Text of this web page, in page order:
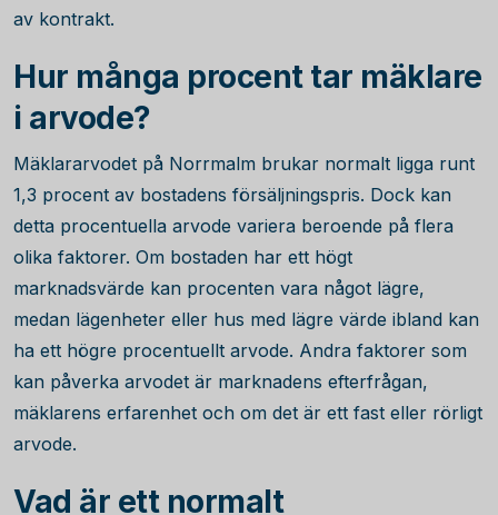
av kontrakt.
Hur många procent tar mäklare
i arvode?
Mäklararvodet på Norrmalm brukar normalt ligga runt
1,3 procent av bostadens försäljningspris. Dock kan
detta procentuella arvode variera beroende på flera
olika faktorer. Om bostaden har ett högt
marknadsvärde kan procenten vara något lägre,
medan lägenheter eller hus med lägre värde ibland kan
ha ett högre procentuellt arvode. Andra faktorer som
kan påverka arvodet är marknadens efterfrågan,
mäklarens erfarenhet och om det är ett fast eller rörligt
arvode.
Vad är ett normalt